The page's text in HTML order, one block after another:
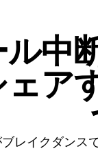
ル中
ア
レイクダンス